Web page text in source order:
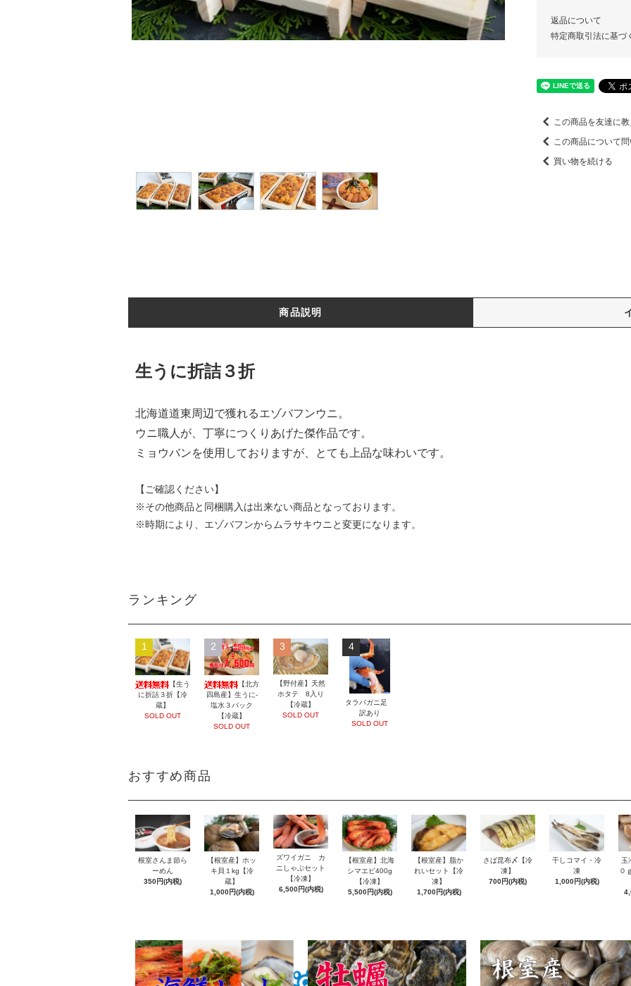
返品について
特定商取引法に基づ
この商品を友達に
この商品について
買い物を続ける
商品説明
生うに折詰３折
北海道道東周辺で獲れるエゾバフンウニ。
ウニ職人が、丁寧につくりあげた傑作品です。
ミョウバンを使用しておりますが、とても上品な味わいです。
【ご確認ください】
※その他商品と同梱購入は出来ない商品となっております。
※時期により、エゾバフンからムラサキウニと変更になります。
ランキング
1
【生う
に折詰３折【冷
蔵】
SOLD OUT
2
【北方
四島産】生うに-
塩水３パック
【冷蔵】
SOLD OUT
3
【野付産】天然
ホタテ 8入り
【冷蔵】
SOLD OUT
4
タラバガニ足
訳あり
SOLD OUT
おすすめ商品
根室さんま節ら
ーめん
350円(内税)
【根室産】ホッ
キ貝１kg【冷
蔵】
1,000円(内税)
ズワイガニ カ
ニしゃぶセット
【冷凍】
6,500円(内税)
【根室産】北海
シマエビ400g
【冷凍】
5,500円(内税)
【根室産】脂か
れいセット【冷
凍】
1,700円(内税)
さば昆布〆【冷
凍】
700円(内税)
干しコマイ・冷
凍
1,000円(内税)
玉
０